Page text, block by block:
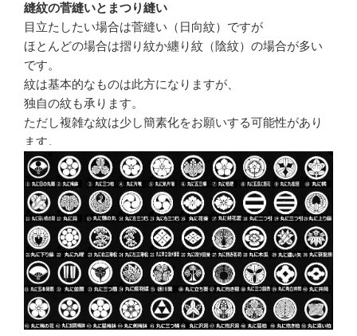
縫紋の菅縫いとまつり縫い
目立たしたい場合は菅縫い（日向紋）ですが
ほとんどの場合は摺り紋か纏り紋（陰紋）の場合が多い
です。
紋は基本的なものは此方になりますが、
独自の紋も承ります。
ただし複雑な紋は少し簡素化をお願いする可能性があり
ます。